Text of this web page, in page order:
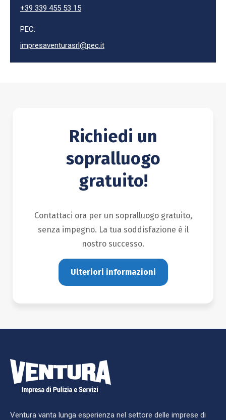
+39 339 455 53 15
PEC:
impresaventurasrl@pec.it
Richiedi un
sopralluogo
gratuito!
Contattaci ora per un sopralluogo gratuito,
senza impegno. La tua soddisfazione è il
nostro successo.
Ulteriori informazioni
Ventura vanta lunga esperienza nel settore delle imprese di